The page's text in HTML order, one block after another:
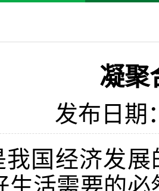
凝聚
发布日期
我国经济发